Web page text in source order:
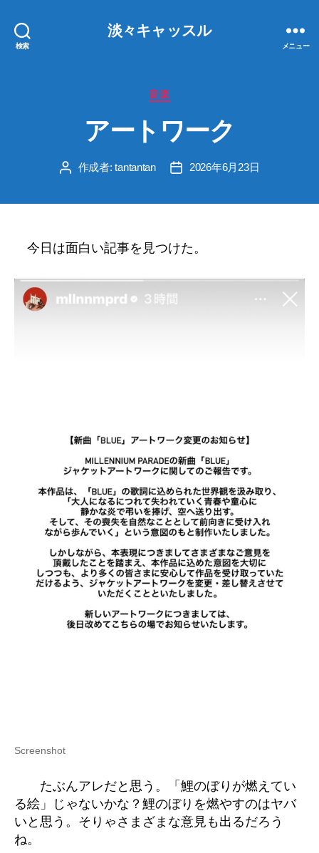
検索
淡々キャッスル
メニュー
カ
ゴ
リ
音楽
アートワーク
投 作成者:tantantan
投
2026年6月23日
今日は面白い記事を見つけた。
Screenshot
たぶんアレだと思う。「鯉のぼりが燃えてい
る絵」じゃないかな？鯉のぼりを燃やすのはヤバ
いと思う。そりゃさまざまな意見も出るだろう
ね。